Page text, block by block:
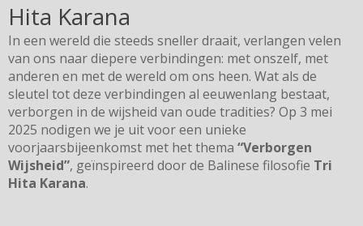
Hita Karana
In een wereld die steeds sneller draait, verlangen velen
van ons naar diepere verbindingen: met onszelf, met
anderen en met de wereld om ons heen. Wat als de
sleutel tot deze verbindingen al eeuwenlang bestaat,
verborgen in de wijsheid van oude tradities? Op 3 mei
2025 nodigen we je uit voor een unieke
voorjaarsbijeenkomst met het thema “Verborgen
Wijsheid”, geïnspireerd door de Balinese filosofie Tri
Hita Karana.